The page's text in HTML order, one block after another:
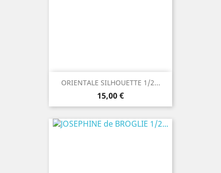
ORIENTALE SILHOUETTE 1/2...
Precio
15,00 €